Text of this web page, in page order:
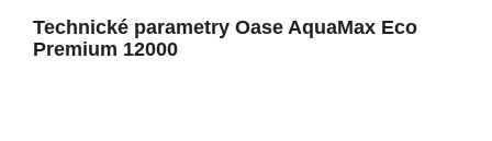
Technické parametry Oase AquaMax Eco
Premium 12000